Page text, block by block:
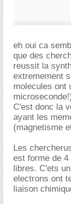
eh oui ca
que des
reussit la
extremement
molecules ont
C'est donc la
ayant les
(magnetisme
Les
est forme de
libres. C'ets
electrons ont
liaison